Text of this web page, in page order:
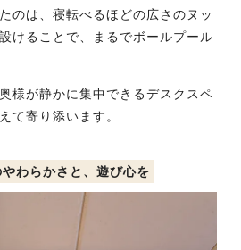
のは、寝転べるほどの広さのヌッ
けることで、まるでボールプール
様が静かに集中できるデスクスペ
て寄り添います。
わらかさと、遊び心を